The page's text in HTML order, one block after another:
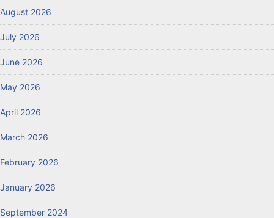
August 2026
July 2026
June 2026
May 2026
April 2026
March 2026
February 2026
January 2026
September 2024